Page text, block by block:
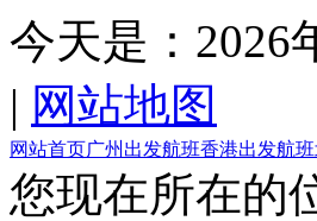
今天是： 2026
| 网站地图
网站首页广州出发航班香港出发航班
您现在所在的